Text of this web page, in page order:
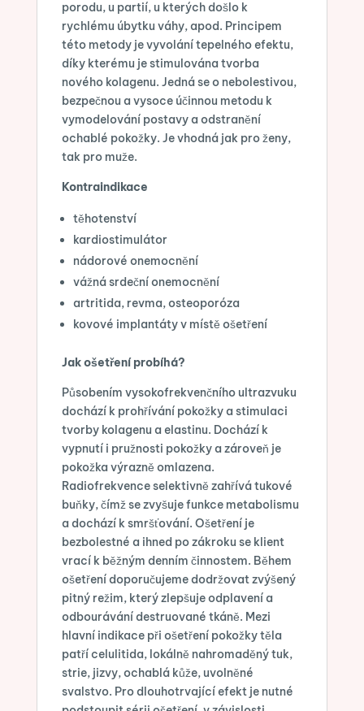
porodu, u partií, u kterých došlo k
rychlému úbytku váhy, apod. Principem
této metody je vyvolání tepelného efektu,
díky kterému je stimulována tvorba
nového kolagenu. Jedná se o nebolestivou,
bezpečnou a vysoce účinnou metodu k
vymodelování postavy a odstranění
ochablé pokožky. Je vhodná jak pro ženy,
tak pro muže.
Kontraindikace
těhotenství
kardiostimulátor
nádorové onemocnění
vážná srdeční onemocnění
artritida, revma, osteoporóza
kovové implantáty v místě ošetření
Jak ošetření probíhá?
Působením vysokofrekvenčního ultrazvuku
dochází k prohřívání pokožky a stimulaci
tvorby kolagenu a elastinu. Dochází k
vypnutí i pružnosti pokožky a zároveň je
pokožka výrazně omlazena.
Radiofrekvence selektivně zahřívá tukové
buňky, čímž se zvyšuje funkce metabolismu
a dochází k smršťování. Ošetření je
bezbolestné a ihned po zákroku se klient
vrací k běžným denním činnostem. Během
ošetření doporučujeme dodržovat zvýšený
pitný režim, který zlepšuje odplavení a
odbourávání destruované tkáně. Mezi
hlavní indikace při ošetření pokožky těla
patří celulitida, lokálně nahromaděný tuk,
strie, jizvy, ochablá kůže, uvolněné
svalstvo. Pro dlouhotrvající efekt je nutné